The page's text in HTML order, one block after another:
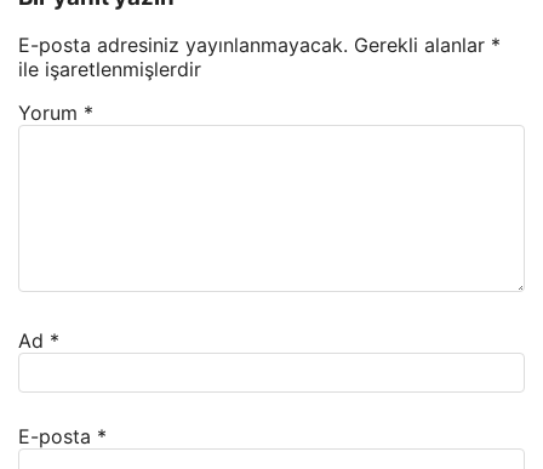
E-posta adresiniz yayınlanmayacak. Gerekli alanlar *
ile işaretlenmişlerdir
Yorum *
Ad *
E-posta *